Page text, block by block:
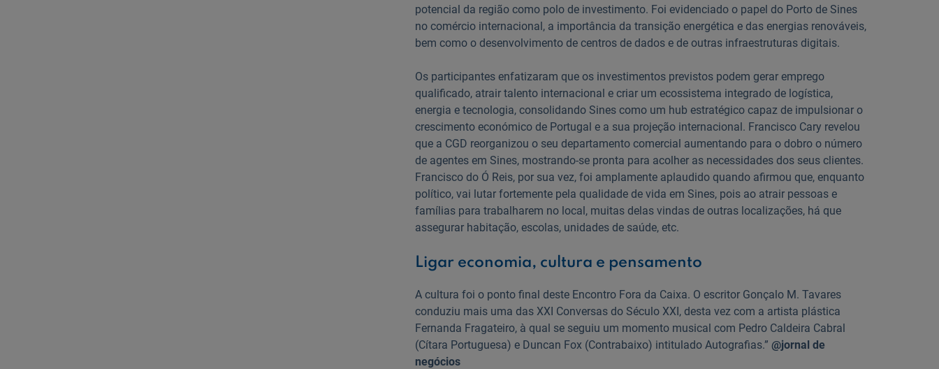
potencial da região como polo de investimento. Foi evidenciado o papel do Porto de Sines
no comércio internacional, a importância da transição energética e das energias renováveis,
bem como o desenvolvimento de centros de dados e de outras infraestruturas digitais.
Os participantes enfatizaram que os investimentos previstos podem gerar emprego
qualificado, atrair talento internacional e criar um ecossistema integrado de logística,
energia e tecnologia, consolidando Sines como um hub estratégico capaz de impulsionar o
crescimento económico de Portugal e a sua projeção internacional. Francisco Cary revelou
que a CGD reorganizou o seu departamento comercial aumentando para o dobro o número
de agentes em Sines, mostrando-se pronta para acolher as necessidades dos seus clientes.
Francisco do Ó Reis, por sua vez, foi amplamente aplaudido quando afirmou que, enquanto
político, vai lutar fortemente pela qualidade de vida em Sines, pois ao atrair pessoas e
famílias para trabalharem no local, muitas delas vindas de outras localizações, há que
assegurar habitação, escolas, unidades de saúde, etc.
Ligar economia, cultura e pensamento
A cultura foi o ponto final deste Encontro Fora da Caixa. O escritor Gonçalo M. Tavares
conduziu mais uma das XXI Conversas do Século XXI, desta vez com a artista plástica
Fernanda Fragateiro, à qual se seguiu um momento musical com Pedro Caldeira Cabral
(Cítara Portuguesa) e Duncan Fox (Contrabaixo) intitulado Autografias.” @jornal de
negócios